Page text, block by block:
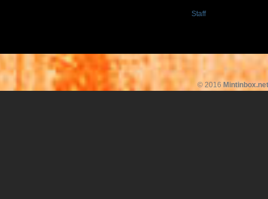
Staff
© 2016 Mintinbox.net